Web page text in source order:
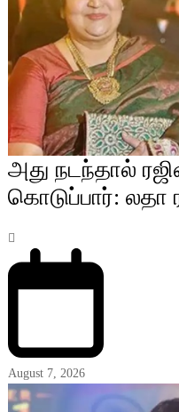
அது நடந்தால்
கொடுப்பார்: லதா
August 7, 2026